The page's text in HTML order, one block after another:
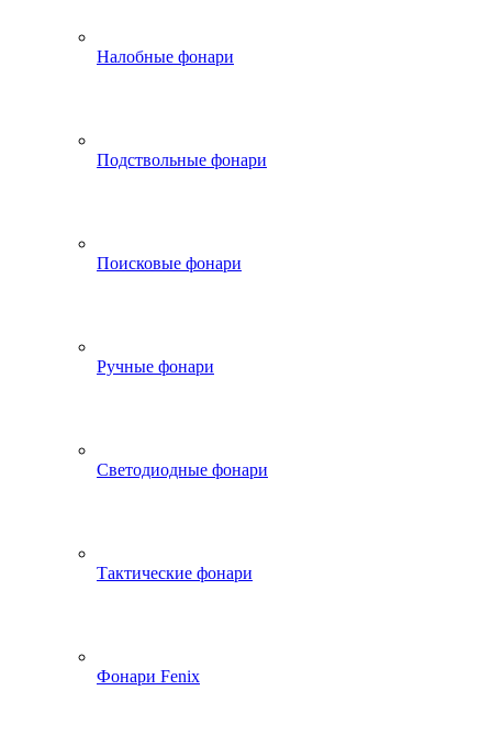
Налобные фонари
Подствольные фонари
Поисковые фонари
Ручные фонари
Светодиодные фонари
Тактические фонари
Фонари Fenix